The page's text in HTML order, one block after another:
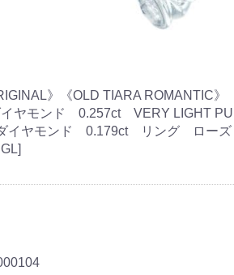
》《OLD TIARA ROMANTIC》
ヤモンド 0.257ct VERY LIGHT PU
イヤモンド 0.179ct リング ローズ